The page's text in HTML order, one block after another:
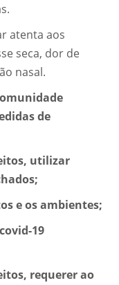
atenta aos
seca, dor de
nasal.
de
utilizar
e os ambientes;
19
requerer ao